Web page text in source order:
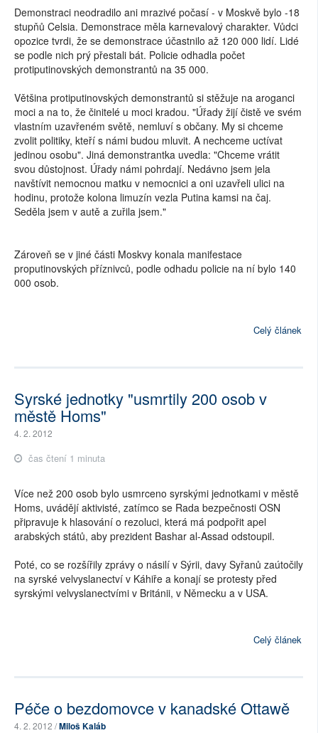
Demonstraci neodradilo ani mrazivé počasí - v Moskvě bylo -18
stupňů Celsia. Demonstrace měla karnevalový charakter. Vůdci
opozice tvrdi, že se demonstrace účastnilo až 120 000 lidí. Lidé
se podle nich prý přestali bát. Policie odhadla počet
protiputinovských demonstrantů na 35 000.
Většina protiputinovských demonstrantů si stěžuje na aroganci
moci a na to, že činitelé u moci kradou. "Úřady žijí čistě ve svém
vlastním uzavřeném světě, nemluví s občany. My si chceme
zvolit politiky, kteří s námi budou mluvit. A nechceme uctívat
jedinou osobu". Jiná demonstrantka uvedla: "Chceme vrátit
svou důstojnost. Úřady námi pohrdají. Nedávno jsem jela
navštívit nemocnou matku v nemocnici a oni uzavřeli ulici na
hodinu, protože kolona limuzín vezla Putina kamsi na čaj.
Seděla jsem v autě a zuřila jsem."
Zároveň se v jiné části Moskvy konala manifestace
proputinovských příznivců, podle odhadu policie na ní bylo 140
000 osob.
Celý článek
Syrské jednotky "usmrtily 200 osob v
městě Homs"
4. 2. 2012
čas čtení 1 minuta
Více než 200 osob bylo usmrceno syrskými jednotkami v městě
Homs, uvádějí aktivisté, zatímco se Rada bezpečnosti OSN
připravuje k hlasování o rezoluci, která má podpořit apel
arabských států, aby prezident Bashar al-Assad odstoupil.
Poté, co se rozšířily zprávy o násilí v Sýrii, davy Syřanů zaútočily
na syrské velvyslanectví v Káhiře a konají se protesty před
syrskými velvyslanectvími v Británii, v Německu a v USA.
Celý článek
Péče o bezdomovce v kanadské Ottawě
4. 2. 2012 /Miloš Kaláb